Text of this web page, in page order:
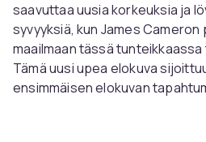
saavuttaa uusia korkeuksia ja
syvyyksiä, kun James Cameron
maailmaan tässä
Tämä uusi upea elokuva
ensimmäisen elokuvan